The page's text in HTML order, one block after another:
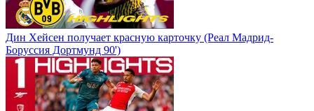
Дин Хейсен получает красную карточку (Реал Мадрид-
Боруссия Дортмунд 90')